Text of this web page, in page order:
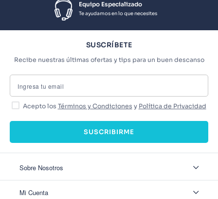
Equipo Especializado
Te ayudamos en lo que necesites
SUSCRÍBETE
Recibe nuestras últimas ofertas y tips para un buen descanso
Acepto los Términos y Condiciones y Política de Privacidad
SUSCRIBIRME
Sobre Nosotros
Nuestas tiendas
Mi Cuenta